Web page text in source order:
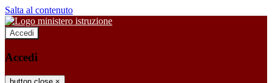
Salta al contenuto
Accedi
Accedi